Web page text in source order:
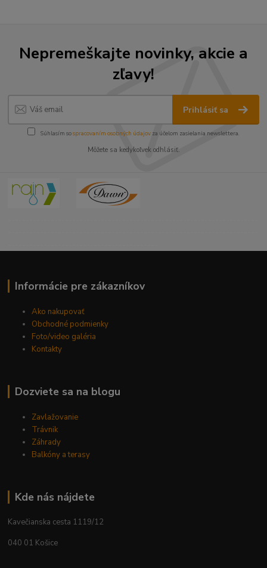
Nepremeškajte novinky, akcie a
zľavy!
Prihlásiť sa
Súhlasím sospracovaním osobných údajov za účelom zasielania newslettera.
Môžete sa kedykoľvek odhlásiť.
Informácie pre zákazníkov
Ako nakupovať
Obchodné podmienky
Foto/video galéria
Kontakty
Dozviete sa na blogu
Zavlažovanie
Trávnik
Záhrady
Balkóny a terasy
Kde nás nájdete
Kavečianska cesta 1119/12
040 01 Košice